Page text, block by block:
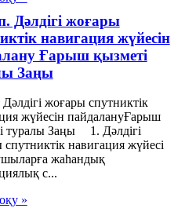
Дәлдігі жоғары
навигация жүйесін
Ғарыш қызметі
Заңы
жоғары спутниктік
жүйесін пайдалануҒарыш
туралы Заңы 1. Дәлдігі
навигация жүйесі
жаһандық
с...
»